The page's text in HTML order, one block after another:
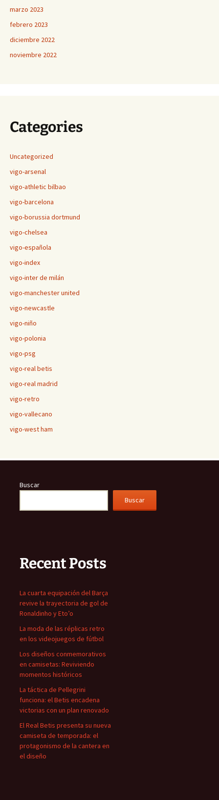
marzo 2023
febrero 2023
diciembre 2022
noviembre 2022
Categories
Uncategorized
vigo-arsenal
vigo-athletic bilbao
vigo-barcelona
vigo-borussia dortmund
vigo-chelsea
vigo-española
vigo-index
vigo-inter de milán
vigo-manchester united
vigo-newcastle
vigo-niño
vigo-polonia
vigo-psg
vigo-real betis
vigo-real madrid
vigo-retro
vigo-vallecano
vigo-west ham
Buscar
Buscar
Recent Posts
La cuarta equipación del Barça
revive la trayectoria de gol de
Ronaldinho y Eto’o
La moda de las réplicas retro
en los videojuegos de fútbol
Los diseños conmemorativos
en camisetas: Reviviendo
momentos históricos
La táctica de Pellegrini
funciona: el Betis encadena
victorias con un plan renovado
El Real Betis presenta su nueva
camiseta de temporada: el
protagonismo de la cantera en
el diseño